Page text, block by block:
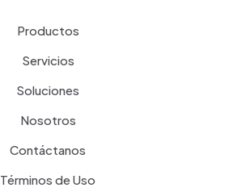
Productos
Servicios
Soluciones
Nosotros
Contáctanos
Términos de Uso